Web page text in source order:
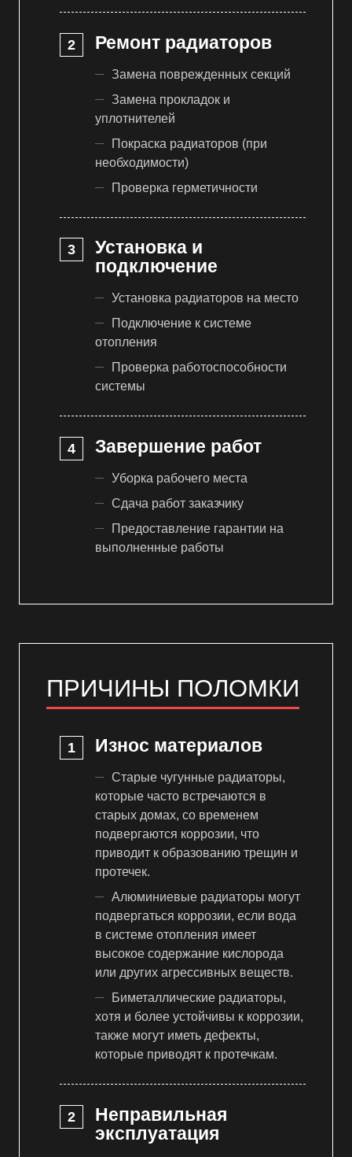
Ремонт радиаторов
Замена поврежденных секций
Замена прокладок и
уплотнителей
Покраска радиаторов (при
необходимости)
Проверка герметичности
Установка и
подключение
Установка радиаторов на место
Подключение к системе
отопления
Проверка работоспособности
системы
Завершение работ
Уборка рабочего места
Сдача работ заказчику
Предоставление гарантии на
выполненные работы
ПРИЧИНЫ ПОЛОМКИ
Износ материалов
Старые чугунные радиаторы,
которые часто встречаются в
старых домах, со временем
подвергаются коррозии, что
приводит к образованию трещин и
протечек.
Алюминиевые радиаторы могут
подвергаться коррозии, если вода
в системе отопления имеет
высокое содержание кислорода
или других агрессивных веществ.
Биметаллические радиаторы,
хотя и более устойчивы к коррозии,
также могут иметь дефекты,
которые приводят к протечкам.
Неправильная
эксплуатация